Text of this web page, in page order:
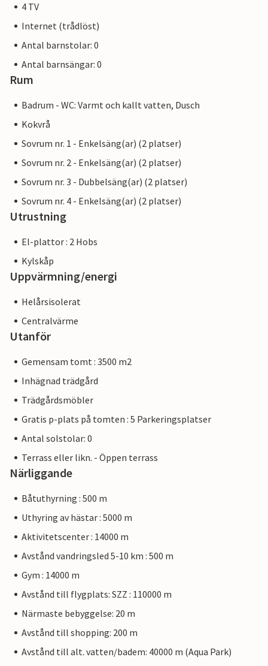
4 TV
Internet (trådlöst)
Antal barnstolar: 0
Antal barnsängar: 0
Rum
Badrum - WC: Varmt och kallt vatten, Dusch
Kokvrå
Sovrum nr. 1 - Enkelsäng(ar) (2 platser)
Sovrum nr. 2 - Enkelsäng(ar) (2 platser)
Sovrum nr. 3 - Dubbelsäng(ar) (2 platser)
Sovrum nr. 4 - Enkelsäng(ar) (2 platser)
Utrustning
El-plattor : 2 Hobs
Kylskåp
Uppvärmning/energi
Helårsisolerat
Centralvärme
Utanför
Gemensam tomt : 3500 m2
Inhägnad trädgård
Trädgårdsmöbler
Gratis p-plats på tomten : 5 Parkeringsplatser
Antal solstolar: 0
Terrass eller likn. - Öppen terrass
Närliggande
Båtuthyrning : 500 m
Uthyring av hästar : 5000 m
Aktivitetscenter : 14000 m
Avstånd vandringsled 5-10 km : 500 m
Gym : 14000 m
Avstånd till flygplats: SZZ : 110000 m
Närmaste bebyggelse: 20 m
Avstånd till shopping: 200 m
Avstånd till alt. vatten/badem: 40000 m (Aqua Park)